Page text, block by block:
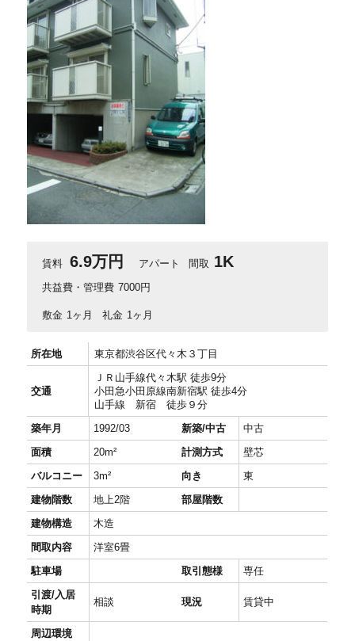
賃料 6.9万円 アパート 間取 1K
共益費・管理費 7000円
敷金 1ヶ月 礼金 1ヶ月
所在地 東京都渋谷区代々木３丁目
交通
ＪＲ山手線代々木駅 徒歩9分
小田急小田原線南新宿駅 徒歩4分
山手線 新宿 徒歩９分
築年月
1992/03 新築/中古
中古
面積
20m² 計測方式
壁芯
バルコニー
3m² 向き
東
建物階数
地上2階
部屋階数
建物構造
木造
間取内容
洋室6畳
駐車場
取引態様
専任
引渡/入居
時期
相談 現況 賃貸中
周辺環境